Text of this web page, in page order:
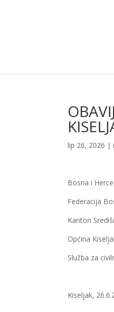
lip 26, 2026 |
Bosna i
Federacija
Kanton
Općina
Služba za
Kiseljak,